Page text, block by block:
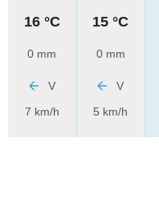
16 °C
0 mm
V
7 km/h
15 °C
0 mm
V
5 km/h